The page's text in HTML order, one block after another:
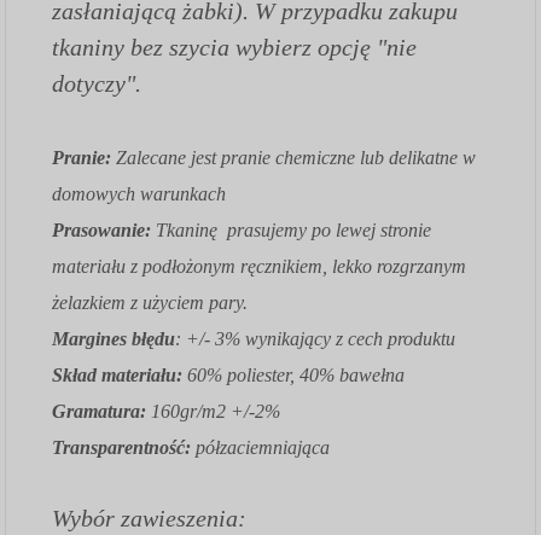
zasłaniającą żabki). W przypadku zakupu
tkaniny bez szycia wybierz opcję "nie
dotyczy".
Pranie: Zalecane jest pranie chemiczne lub delikatne w
domowych warunkach
Prasowanie: Tkaninę prasujemy po lewej stronie
materiału z podłożonym ręcznikiem, lekko rozgrzanym
żelazkiem z użyciem pary.
Margines błędu: +/- 3% wynikający z cech produktu
Skład materiału:60% poliester, 40% bawełna
Gramatura: 160gr/m2 +/-2%
Transparentność: półzaciemniająca
Wybór zawieszenia: